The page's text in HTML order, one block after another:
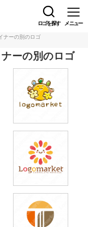
ロゴを探す メニュー
ナーの別のロゴ
ーの別のロゴ